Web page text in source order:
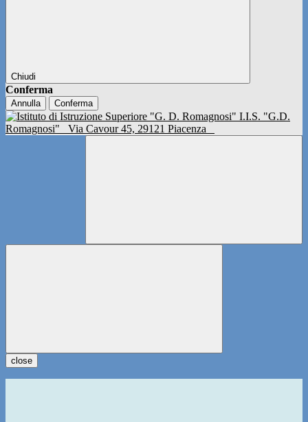
Chiudi
Conferma
Annulla Conferma
I.I.S. "G.D.
Romagnosi"
Via Cavour 45, 29121 Piacenza
close